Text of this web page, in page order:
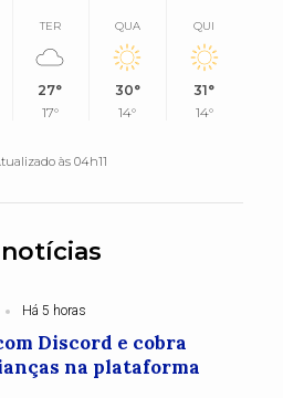
TER
27°
17°
QUA
30°
14°
QUI
31°
14°
às 04h11
Há 5 horas
Discord e cobra
na plataforma